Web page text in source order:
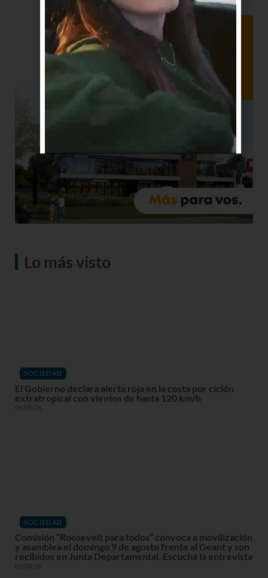
Lo más visto
SOCIEDAD
El Gobierno declara alerta roja en la costa por ciclón
extratropical con vientos de hasta 120 km/h
06/08/26
SOCIEDAD
Comisión “Roosevelt para todos” convoca a movilización
y asamblea el domingo 9 de agosto frente al Geant y son
recibidos en Junta Departamental. Escuchá la entrevista
05/08/26